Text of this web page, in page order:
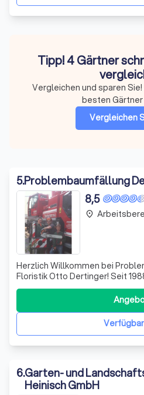
Tipp! 4 Gärtner
Vergleichen und sparen
besten Gärtner
Vergleichen
5.Problembaumfällung
8,5
Herzlich Willkommen bei
Floristik Otto Dertinger! Seit
Fällung von Problem- und
reiner Familienbetrieb legen wir
persönliche Betreuung und
Leidenschaft für die
place
6.Garten- und
Heinisch GmbH